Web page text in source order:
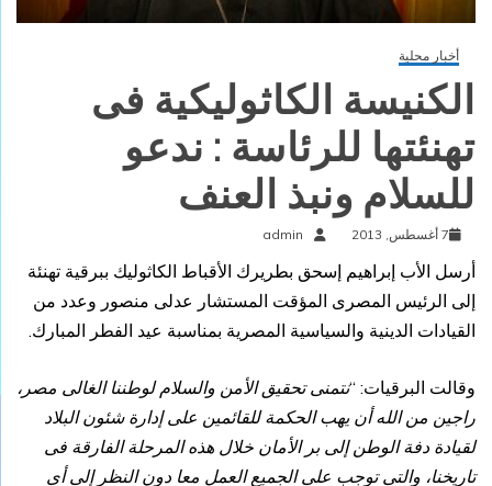
أخبار محلية
الكنيسة الكاثوليكية فى
تهنئتها للرئاسة : ندعو
للسلام ونبذ العنف
7 أغسطس, 2013 admin
أرسل الأب إبراهيم إسحق بطريرك الأقباط الكاثوليك ببرقية تهنئة
إلى الرئيس المصرى المؤقت المستشار عدلى منصور وعدد من
القيادات الدينية والسياسية المصرية بمناسبة عيد الفطر المبارك.
وقالت البرقيات: “نتمنى تحقيق الأمن والسلام لوطننا الغالى مصر،
راجين من الله أن يهب الحكمة للقائمين على إدارة شئون البلاد
لقيادة دفة الوطن إلى بر الأمان خلال هذه المرحلة الفارقة فى
تاريخنا، والتى توجب على الجميع العمل معا دون النظر إلى أى